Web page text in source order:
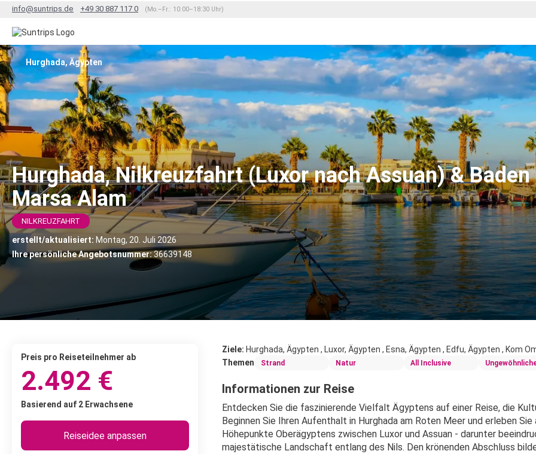
info@suntrips.de +49 30 887 117 0 (Mo.–Fr.: 10:00–18:30 Uhr)
Hurghada, Nilkreuzfahrt (Luxor nach Assuan) & Baden
Marsa Alam
NILKREUZFAHRT
erstellt/aktualisiert: Montag, 20. Juli 2026
Ihre persönliche Angebotsnummer:36639148
Hurghada, Ägypten
Ziele: Hurghada, Ägypten , Luxor, Ägypten , Esna, Ägypten , Edfu, Ägypten , Kom
Themen
Strand Natur All Inclusive
Informationen zur Reise
Entdecken Sie die faszinierende Vielfalt Ägyptens auf einer Reise, die
Beginnen Sie Ihren Aufenthalt in Hurghada am Roten Meer und erleben
Höhepunkte Oberägyptens zwischen Luxor und Assuan - darunter
majestätische Landschaft entlang des Nils. Den krönenden Abschluss
Preis pro Reiseteilnehmer ab
2.492 €
Basierend auf 2 Erwachsene
Reiseidee anpassen